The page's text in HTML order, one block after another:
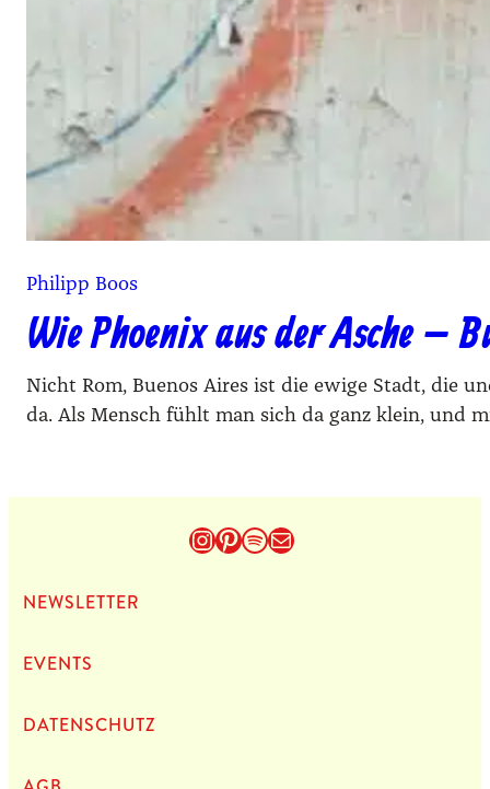
Philipp Boos
Wie Phoenix aus der Asche –
Nicht Rom, Buenos Aires ist die ewige Stadt, die
da. Als Mensch fühlt man sich da ganz klein, und
Instagram
Pinterest
Spotify
E-Mail
NEWS­LET­TER
EVENTS
DATEN­SCHUTZ